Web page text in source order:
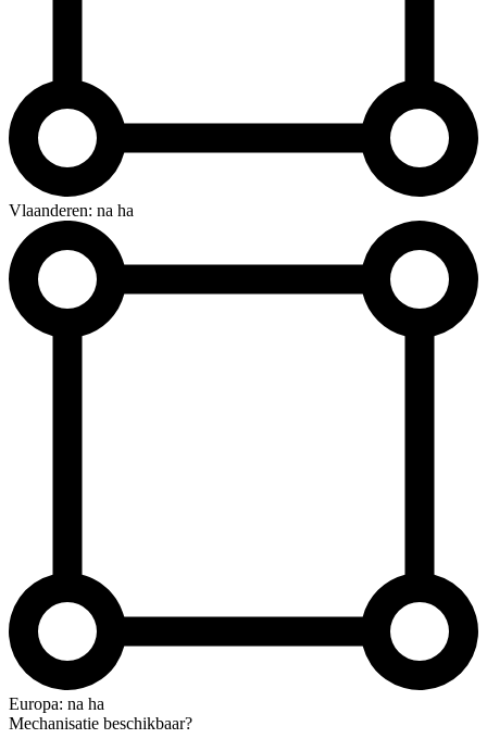
Vlaanderen: na ha
Europa: na ha
Mechanisatie beschikbaar?